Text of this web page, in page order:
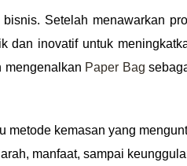
Setelah menawarkan
dan inovatif untuk
mengenalkan Paper Bag
metode kemasan yang
manfaat, sampai